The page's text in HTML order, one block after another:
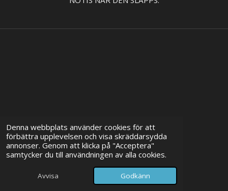
Denna webbplats använder cookies för att
förbättra upplevelsen och visa skräddarsydda
annonser. Genom att klicka på "Acceptera"
samtycker du till användningen av alla cookies.
Avvisa Godkänn